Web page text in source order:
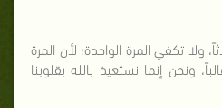
ولا تكفي المرة الواحدة؛ لأن المرة
ونحن إنما نستعيذ بالله بقلوبنا